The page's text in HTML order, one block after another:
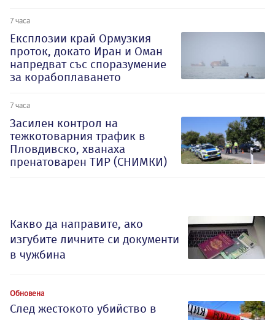
7 часа
Експлозии край Ормузкия
проток, докато Иран и Оман
напредват със споразумение
за корабоплаването
7 часа
Засилен контрол на
тежкотоварния трафик в
Пловдивско, хванаха
пренатоварен ТИР (СНИМКИ)
Какво да направите, ако
изгубите личните си документи
в чужбина
Обновена
След жестокото убийство в